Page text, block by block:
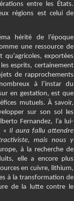
entre les États.
régions est celui de
hérité de l’époque
une ressource de
exportées
esprits, certainement
de rapprochements
à l’instar du
en gestation, est que
mutuels. À savoir,
sur son sol les
Fernandez, l’a lui-
« Il aura fallu attendre
mais nous y
à la recherche de
elle a encore plus
en cuivre, lithium,
à la transformation de
de la lutte contre le